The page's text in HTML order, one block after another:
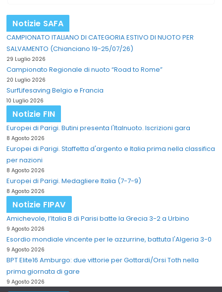
Notizie SAFA
CAMPIONATO ITALIANO DI CATEGORIA ESTIVO DI NUOTO PER
SALVAMENTO (Chianciano 19-25/07/26)
29 Luglio 2026
Campionato Regionale di nuoto “Road to Rome”
20 Luglio 2026
SurfLifesaving Belgio e Francia
10 Luglio 2026
Notizie FIN
Europei di Parigi. Butini presenta l'Italnuoto. Iscrizioni gara
8 Agosto 2026
Europei di Parigi. Staffetta d'argento e Italia prima nella classifica
per nazioni
8 Agosto 2026
Europei di Parigi. Medagliere Italia (7-7-9)
8 Agosto 2026
Notizie FIPAV
Amichevole, l’Italia B di Parisi batte la Grecia 3-2 a Urbino
9 Agosto 2026
Esordio mondiale vincente per le azzurrine, battuta l'Algeria 3-0
9 Agosto 2026
BPT Elite16 Amburgo: due vittorie per Gottardi/Orsi Toth nella
prima giornata di gare
9 Agosto 2026